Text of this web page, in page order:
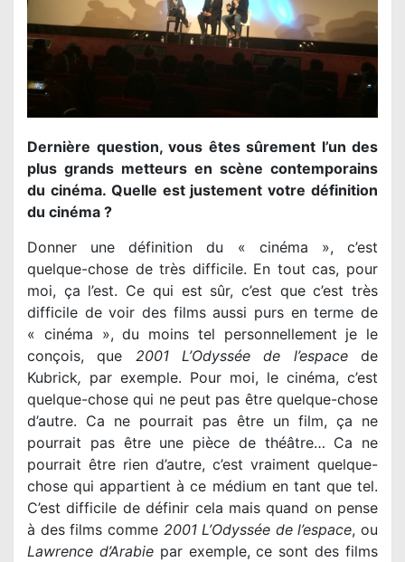
Dernière question, vous êtes sûrement l’un des
plus grands metteurs en scène contemporains
du cinéma. Quelle est justement votre définition
du cinéma ?
Donner une définition du « cinéma », c’est
quelque-chose de très difficile. En tout cas, pour
moi, ça l’est. Ce qui est sûr, c’est que c’est très
difficile de voir des films aussi purs en terme de
« cinéma », du moins tel personnellement je le
conçois, que 2001 L’Odyssée de l’espacede
Kubrick, par exemple. Pour moi, le cinéma, c’est
quelque-chose qui ne peut pas être quelque-chose
d’autre. Ca ne pourrait pas être un film, ça ne
pourrait pas être une pièce de théâtre… Ca ne
pourrait être rien d’autre, c’est vraiment quelque-
chose qui appartient à ce médium en tant que tel.
C’est difficile de définir cela mais quand on pense
à des films comme 2001 L’Odyssée de l’espace, ou
Lawrence d’Arabiepar exemple, ce sont des films